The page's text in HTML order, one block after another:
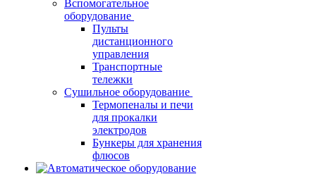
Вспомогательное
оборудование
Пульты
дистанционного
управления
Транспортные
тележки
Сушильное оборудование
Термопеналы и печи
для прокалки
электродов
Бункеры для хранения
флюсов